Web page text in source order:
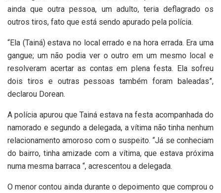
ainda que outra pessoa, um adulto, teria deflagrado os
outros tiros, fato que está sendo apurado pela polícia.
“Ela (Tainá) estava no local errado e na hora errada. Era uma
gangue; um não podia ver o outro em um mesmo local e
resolveram acertar as contas em plena festa. Ela sofreu
dois tiros e outras pessoas também foram baleadas”,
declarou Dorean.
A polícia apurou que Tainá estava na festa acompanhada do
namorado e segundo a delegada, a vítima não tinha nenhum
relacionamento amoroso com o suspeito. “Já se conheciam
do bairro, tinha amizade com a vítima, que estava próxima
numa mesma barraca “, acrescentou a delegada.
O menor contou ainda durante o depoimento que comprou o